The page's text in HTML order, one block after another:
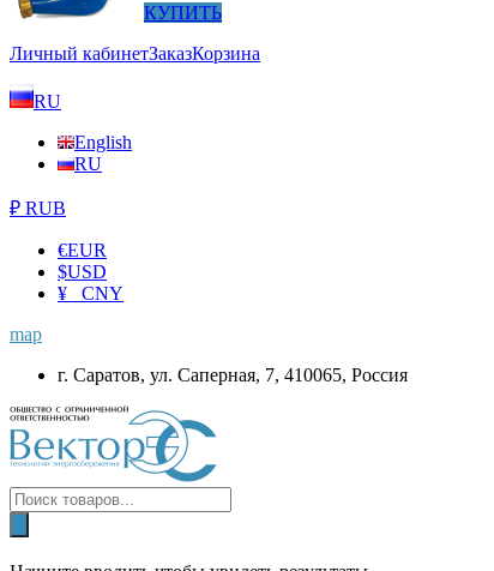
КУПИТЬ
Личный кабинетЗаказКорзина
RU
English
RU
₽ RUB
€EUR
$USD
¥ CNY
map
г. Саратов, ул. Саперная, 7, 410065, Россия